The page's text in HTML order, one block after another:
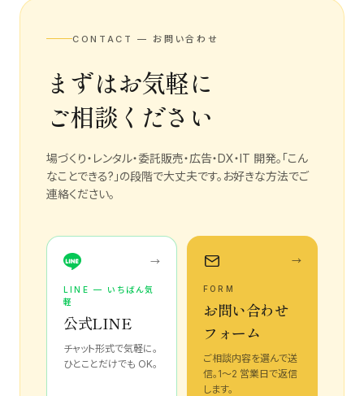
CONTACT — お問い合わせ
まずはお気軽に
ご相談ください
場づくり・レンタル・委託販売・広告・DX・IT 開発。「こん
なことできる?」の段階で大丈夫です。お好きな方法でご
連絡ください。
→
LINE — いちばん気
軽
公式LINE
チャット形式で気軽に。
ひとことだけでも OK。
→
FORM
お問い合わせ
フォーム
ご相談内容を選んで送
信。1〜2 営業日で返信
します。